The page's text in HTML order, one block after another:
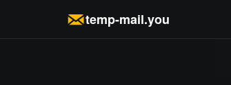
temp-mail.you